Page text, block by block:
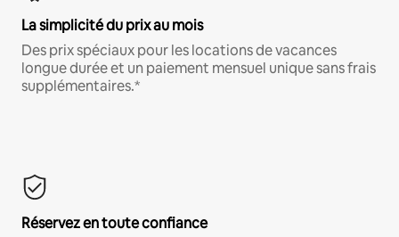
La simplicité du prix au mois
Des prix spéciaux pour les locations de vacances
longue durée et un paiement mensuel unique sans frais
supplémentaires.*
Réservez en toute confiance